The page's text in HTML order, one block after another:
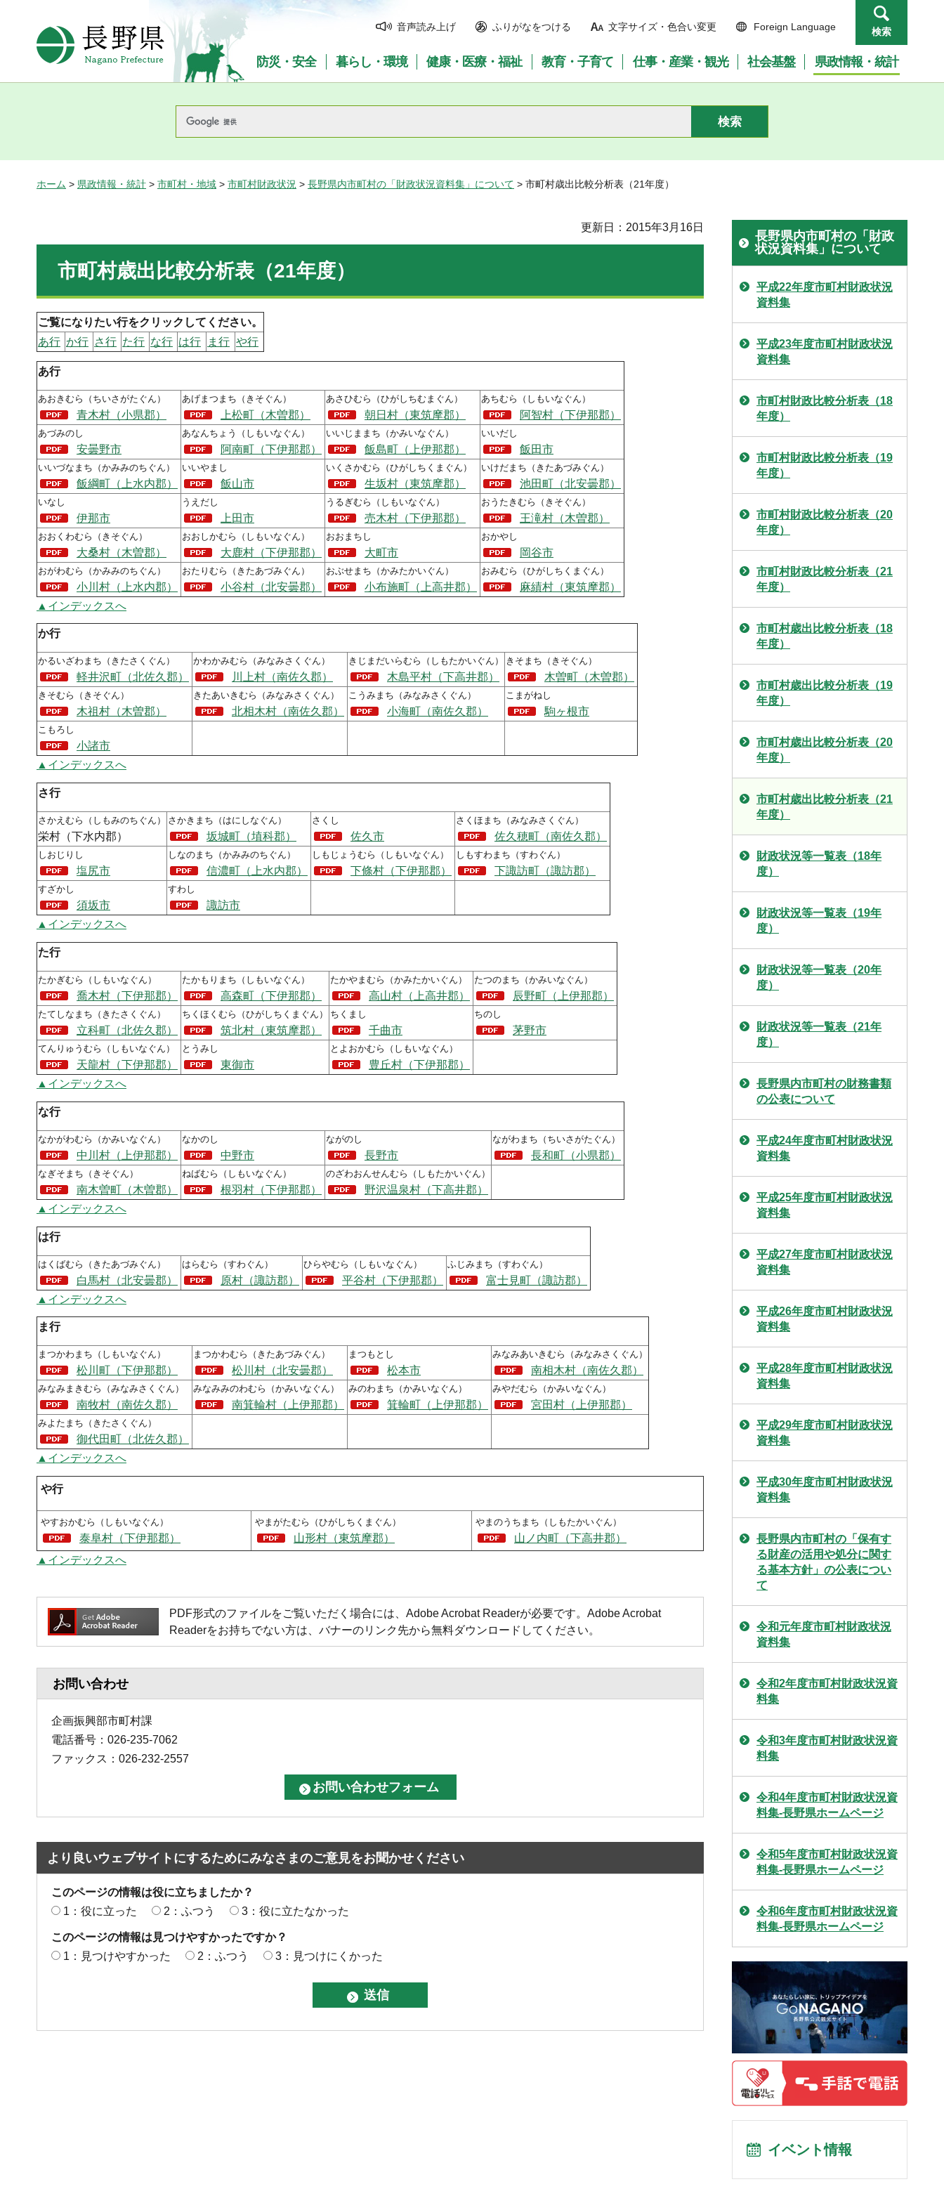
長野県Nagano Prefecture
音声読み上げ ふりがなをつける 文字サイズ・色合い変更 Foreign Language 検索
防災・安全 暮らし・環境 健康・医療・福祉 教育・子育て 仕事・産業・観光 社会基盤 県政情報・統計
ホーム > 県政情報・統計 > 市町村・地域 > 市町村財政状況 > 長野県内市町村の「財政状況資料集」について > 市町村歳出比較分析表（21年度）
更新日：2015年3月16日
市町村歳出比較分析表（21年度）
ご覧になりたい行をクリックしてください。
あ行 か行 さ行 た行 な行 は行 ま行 や行
あ行
あおきむら（ちいさがたぐん）
青木村（小県郡）
あげまつまち（きそぐん）
上松町（木曽郡）
あさひむら（ひがしちむまぐん）
朝日村（東筑摩郡）
あちむら（しもいなぐん）
阿智村（下伊那郡）
あづみのし
安曇野市
あなんちょう（しもいなぐん）
阿南町（下伊那郡）
いいじままち（かみいなぐん）
飯島町（上伊那郡）
いいだし
飯田市
いいづなまち（かみみのちぐん）
飯綱町（上水内郡）
いいやまし
飯山市
いくさかむら（ひがしちくまぐん）
生坂村（東筑摩郡）
いけだまち（きたあづみぐん）
池田町（北安曇郡）
いなし
伊那市
うえだし
上田市
うるぎむら（しもいなぐん）
売木村（下伊那郡）
おうたきむら（きそぐん）
王滝村（木曽郡）
おおくわむら（きそぐん）
大桑村（木曽郡）
おおしかむら（しもいなぐん）
大鹿村（下伊那郡）
おおまちし
大町市
おかやし
岡谷市
おがわむら（かみみのちぐん）
小川村（上水内郡）
おたりむら（きたあづみぐん）
小谷村（北安曇郡）
おぶせまち（かみたかいぐん）
小布施町（上高井郡）
おみむら（ひがしちくまぐん）
麻績村（東筑摩郡）
▲インデックスへ
か行
かるいざわまち（きたさくぐん）
軽井沢町（北佐久郡）
かわかみむら（みなみさくぐん）
川上村（南佐久郡）
きじまだいらむら（しもたかいぐん）
木島平村（下高井郡）
きそまち（きそぐん）
木曽町（木曽郡）
きそむら（きそぐん）
木祖村（木曽郡）
きたあいきむら（みなみさくぐん）
北相木村（南佐久郡）
こうみまち（みなみさくぐん）
小海町（南佐久郡）
こまがねし
駒ヶ根市
こもろし
小諸市
▲インデックスへ
さ行
さかえむら（しもみのちぐん）
栄村（下水内郡）
さかきまち（はにしなぐん）
坂城町（埴科郡）
さくし
佐久市
さくほまち（みなみさくぐん）
佐久穂町（南佐久郡）
しおじりし
塩尻市
しなのまち（かみみのちぐん）
信濃町（上水内郡）
しもじょうむら（しもいなぐん）
下條村（下伊那郡）
しもすわまち（すわぐん）
下諏訪町（諏訪郡）
すざかし
須坂市
すわし
諏訪市
▲インデックスへ
た行
たかぎむら（しもいなぐん）
喬木村（下伊那郡）
たかもりまち（しもいなぐん）
高森町（下伊那郡）
たかやまむら（かみたかいぐん）
高山村（上高井郡）
たつのまち（かみいなぐん）
辰野町（上伊那郡）
たてしなまち（きたさくぐん）
立科町（北佐久郡）
ちくほくむら（ひがしちくまぐん）
筑北村（東筑摩郡）
ちくまし
千曲市
ちのし
茅野市
てんりゅうむら（しもいなぐん）
天龍村（下伊那郡）
とうみし
東御市
とよおかむら（しもいなぐん）
豊丘村（下伊那郡）
▲インデックスへ
な行
なかがわむら（かみいなぐん）
中川村（上伊那郡）
なかのし
中野市
ながのし
長野市
ながわまち（ちいさがたぐん）
長和町（小県郡）
なぎそまち（きそぐん）
南木曽町（木曽郡）
ねばむら（しもいなぐん）
根羽村（下伊那郡）
のざわおんせんむら（しもたかいぐん）
野沢温泉村（下高井郡）
▲インデックスへ
は行
はくばむら（きたあづみぐん）
白馬村（北安曇郡）
はらむら（すわぐん）
原村（諏訪郡）
ひらやむら（しもいなぐん）
平谷村（下伊那郡）
ふじみまち（すわぐん）
富士見町（諏訪郡）
▲インデックスへ
ま行
まつかわまち（しもいなぐん）
松川町（下伊那郡）
まつかわむら（きたあづみぐん）
松川村（北安曇郡）
まつもとし
松本市
みなみあいきむら（みなみさくぐん）
南相木村（南佐久郡）
みなみまきむら（みなみさくぐん）
南牧村（南佐久郡）
みなみみのわむら（かみいなぐん）
南箕輪村（上伊那郡）
みのわまち（かみいなぐん）
箕輪町（上伊那郡）
みやだむら（かみいなぐん）
宮田村（上伊那郡）
みよたまち（きたさくぐん）
御代田町（北佐久郡）
▲インデックスへ
や行
やすおかむら（しもいなぐん）
泰阜村（下伊那郡）
やまがたむら（ひがしちくまぐん）
山形村（東筑摩郡）
やまのうちまち（しもたかいぐん）
山ノ内町（下高井郡）
▲インデックスへ
PDF形式のファイルをご覧いただく場合には、Adobe Acrobat Readerが必要です。Adobe Acrobat
Readerをお持ちでない方は、バナーのリンク先から無料ダウンロードしてください。
お問い合わせ
企画振興部市町村課
電話番号：026-235-7062
ファックス：026-232-2557
より良いウェブサイトにするためにみなさまのご意見をお聞かせください
このページの情報は役に立ちましたか？
1：役に立った
2：ふつう 3：役に立たなかった
このページの情報は見つけやすかったですか？
1：見つけやすかった
2：ふつう 3：見つけにくかった
長野県内市町村の「財政
状況資料集」について
平成22年度市町村財政状況
資料集
平成23年度市町村財政状況
資料集
市町村財政比較分析表（18
年度）
市町村財政比較分析表（19
年度）
市町村財政比較分析表（20
年度）
市町村財政比較分析表（21
年度）
市町村歳出比較分析表（18
年度）
市町村歳出比較分析表（19
年度）
市町村歳出比較分析表（20
年度）
市町村歳出比較分析表（21
年度）
財政状況等一覧表（18年
度）
財政状況等一覧表（19年
度）
財政状況等一覧表（20年
度）
財政状況等一覧表（21年
度）
長野県内市町村の財務書類
の公表について
平成24年度市町村財政状況
資料集
平成25年度市町村財政状況
資料集
平成27年度市町村財政状況
資料集
平成26年度市町村財政状況
資料集
平成28年度市町村財政状況
資料集
平成29年度市町村財政状況
資料集
平成30年度市町村財政状況
資料集
長野県内市町村の「保有す
る財産の活用や処分に関す
る基本方針」の公表につい
て
令和元年度市町村財政状況
資料集
令和2年度市町村財政状況資
料集
令和3年度市町村財政状況資
料集
令和4年度市町村財政状況資
料集-長野県ホームページ
令和5年度市町村財政状況資
料集-長野県ホームページ
令和6年度市町村財政状況資
料集-長野県ホームページ
イベント情報